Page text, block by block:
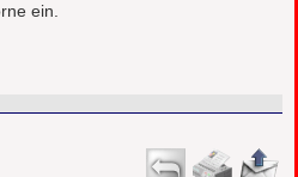
ein.